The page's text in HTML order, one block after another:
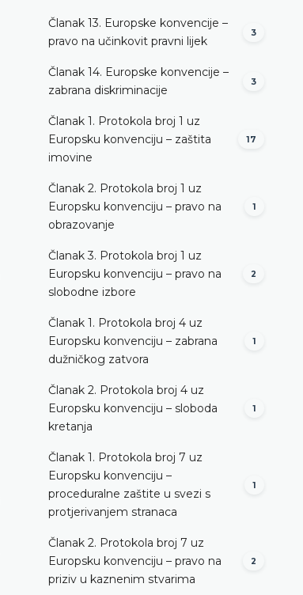
Članak 13. Europske konvencije –
pravo na učinkovit pravni lijek
3
Članak 14. Europske konvencije –
zabrana diskriminacije
3
Članak 1. Protokola broj 1 uz
Europsku konvenciju – zaštita
imovine
17
Članak 2. Protokola broj 1 uz
Europsku konvenciju – pravo na
obrazovanje
1
Članak 3. Protokola broj 1 uz
Europsku konvenciju – pravo na
slobodne izbore
2
Članak 1. Protokola broj 4 uz
Europsku konvenciju – zabrana
dužničkog zatvora
1
Članak 2. Protokola broj 4 uz
Europsku konvenciju – sloboda
kretanja
1
Članak 1. Protokola broj 7 uz
Europsku konvenciju –
proceduralne zaštite u svezi s
protjerivanjem stranaca
1
Članak 2. Protokola broj 7 uz
Europsku konvenciju – pravo na
priziv u kaznenim stvarima
2